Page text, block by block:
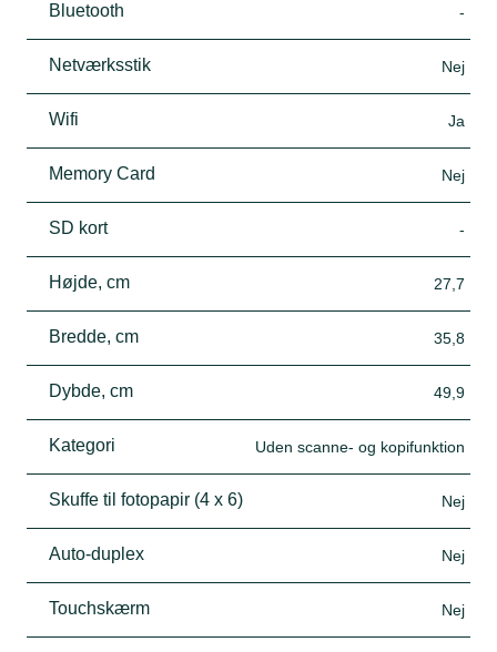
Bluetooth -
Netværksstik Nej
Wifi Ja
Memory Card Nej
SD kort -
Højde, cm 27,7
Bredde, cm 35,8
Dybde, cm 49,9
Kategori Uden scanne- og kopifunktion
Skuffe til fotopapir (4 x 6) Nej
Auto-duplex Nej
Touchskærm Nej